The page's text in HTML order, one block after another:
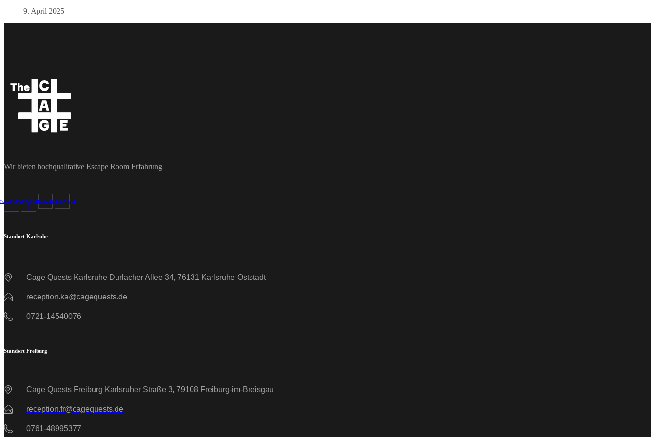
9. April 2025
Wir bieten hochqualitative Escape Room Erfahrung
f
Facebook-
f
InstagramTripadvisor
Standort Karlsuhe
Cage Quests Karlsruhe Durlacher Allee 34, 76131 Karlsruhe-Oststadt
reception.ka@cagequests.de
0721-14540076
Standort Freiburg
Cage Quests Freiburg Karlsruher Straße 3, 79108 Freiburg-im-Breisgau
reception.fr@cagequests.de
0761-48995377